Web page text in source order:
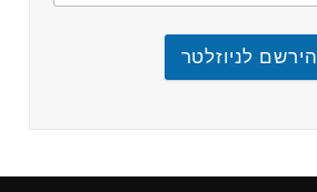
הירשם לניוזלטר